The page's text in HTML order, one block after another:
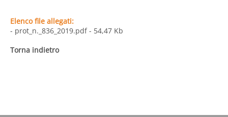
Elenco file allegati:
- prot_n._836_2019.pdf- 54,47 Kb
Torna indietro